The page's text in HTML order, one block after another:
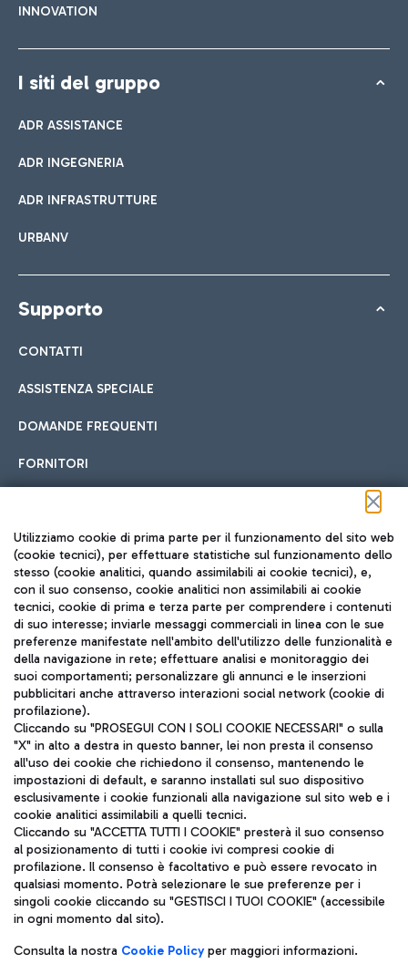
INNOVATION
I siti del gruppo
ADR ASSISTANCE
ADR INGEGNERIA
ADR INFRASTRUTTURE
URBANV
Supporto
CONTATTI
ASSISTENZA SPECIALE
DOMANDE FREQUENTI
FORNITORI
Seguici sui social
TRAVEL JOURNAL
ITA
Aeroporti di Roma S.p.A. - Società soggetta a direzione e
coordinamento di Mundys S.p.A.
Codice fiscale e Registro delle Imprese di Roma 13032990155 P.
IVA 06572251004
Capitale sociale 62.224.743,00 int. vers.
Sede legale: Via Pier Paolo Racchetti 1 - 00054 Fiumicino (RM)
telefono +39 06 65951
Privacy policy
Note legali
Utilizziamo cookie di prima parte per il funzionamento del sito web
(cookie tecnici), per effettuare statistiche sul funzionamento dello
stesso (cookie analitici, quando assimilabili ai cookie tecnici), e,
con il suo consenso, cookie analitici non assimilabili ai cookie
tecnici, cookie di prima e terza parte per comprendere i contenuti
di suo interesse; inviarle messaggi commerciali in linea con le sue
preferenze manifestate nell'ambito dell'utilizzo delle funzionalità e
della navigazione in rete; effettuare analisi e monitoraggio dei
suoi comportamenti; personalizzare gli annunci e le inserzioni
pubblicitari anche attraverso interazioni social network (cookie di
profilazione).
Cliccando su "PROSEGUI CON I SOLI COOKIE NECESSARI" o sulla
"X" in alto a destra in questo banner, lei non presta il consenso
all'uso dei cookie che richiedono il consenso, mantenendo le
impostazioni di default, e saranno installati sul suo dispositivo
esclusivamente i cookie funzionali alla navigazione sul sito web e i
cookie analitici assimilabili a quelli tecnici.
Cliccando su "ACCETTA TUTTI I COOKIE" presterà il suo consenso
al posizionamento di tutti i cookie ivi compresi cookie di
profilazione. Il consenso è facoltativo e può essere revocato in
qualsiasi momento. Potrà selezionare le sue preferenze per i
singoli cookie cliccando su "GESTISCI I TUOI COOKIE" (accessibile
in ogni momento dal sito).
Consulta la nostra Cookie Policyper maggiori informazioni.